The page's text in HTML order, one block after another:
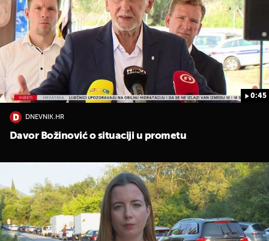
0:45
DNEVNIK.HR
Davor Božinović o situaciji u prometu